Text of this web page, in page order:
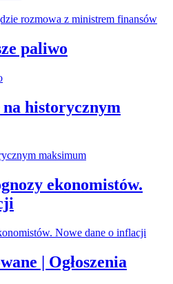
paliwo
na historycznym
ekonomistów.
| Ogłoszenia